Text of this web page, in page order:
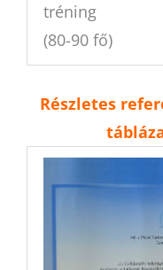
tréning
(80-90 fő)
Részletes